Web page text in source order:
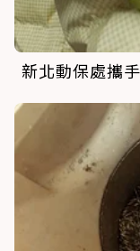
新北動保處攜